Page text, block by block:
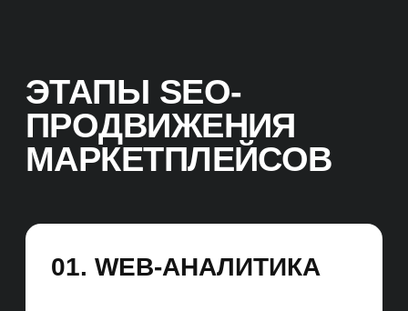
СКВОЗНАЯ АНАЛИТИКА
Подключаем Яндекс. Метрику, Google
Analytics (GA4), Pixel, UTM-маркеры.
Настраиваем события: нажатия
на «Забронировать», «Позвонить»,
«Смотреть меню» и т. д.
Люди выбирают рестораны по разным
сегменты и предлагаем релевантный
контент.